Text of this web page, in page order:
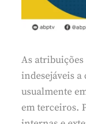
As
indesejáveis ​a
usualmente
em terceiros.